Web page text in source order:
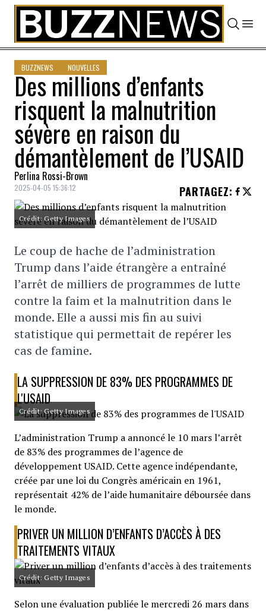
Skip to content
BUZZNEWS NOUVELLES
Des millions d’enfants
risquent la malnutrition
sévère en raison du
démantèlement de l’USAID
Perlina Rossi-Brown
2025-04-05 15:36:12 PARTAGEZ:
Crédit: Getty Images
Le coup de hache de l’administration
Trump dans l’aide étrangère a entraîné
l’arrêt de milliers de programmes de lutte
contre la faim et la malnutrition dans le
monde. Elle a aussi mis fin au suivi
statistique qui permettait de repérer les
cas de famine.
LA SUPPRESSION DE 83% DES PROGRAMMES DE
L'USAID
Crédit: Getty Images
L’administration Trump a annoncé le 10 mars l’arrêt
de 83% des programmes de l’agence de
développement USAID. Cette agence indépendante,
créée par une loi du Congrès américain en 1961,
représentait 42% de l’aide humanitaire déboursée dans
le monde.
PRIVER UN MILLION D’ENFANTS D’ACCÈS À DES
TRAITEMENTS VITAUX
Crédit: Getty Images
Selon une évaluation publiée le mercredi 26 mars dans